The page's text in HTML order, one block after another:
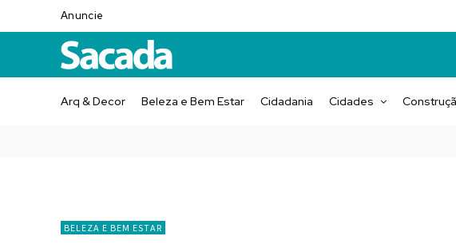
Anuncie
Arq & Decor Beleza e Bem Estar Cidadania Cidades
BELEZA E BEM ESTAR